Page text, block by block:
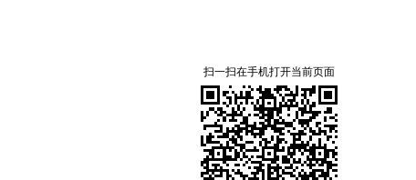
扫一扫在手机打开当前页面